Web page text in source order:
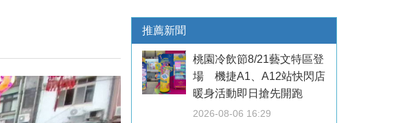
推薦新聞
桃園冷飲節8/21藝文特區登
場 機捷A1、A12站快閃店
暖身活動即日搶先開跑
2026-08-06 16:29